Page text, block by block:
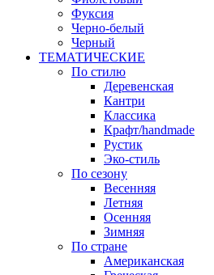
Фуксия
Черно-белый
Черный
ТЕМАТИЧЕСКИЕ
По стилю
Деревенская
Кантри
Классика
Крафт/handmade
Рустик
Эко-стиль
По сезону
Весенняя
Летняя
Осенняя
Зимняя
По стране
Американская